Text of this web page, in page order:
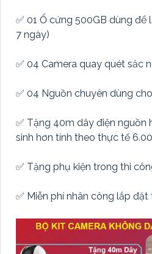
✅ 01 Ổ cứng 500GB dùng để
7 ngày)
✅ 04 Camera quay quét săc
✅ 04 Nguồn chuyên dùng
✅ Tặng 40m dây điện nguồn
sinh hơn tính theo thực tế
✅ Tặng phụ kiện trong thi
✅ Miễn phí nhân công lắp đặt